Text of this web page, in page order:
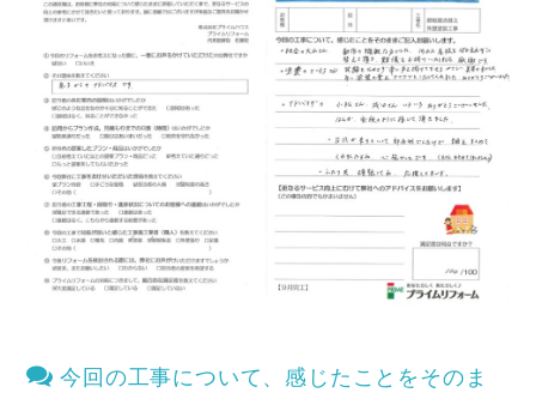
今回の工事について、感じたことをそのま